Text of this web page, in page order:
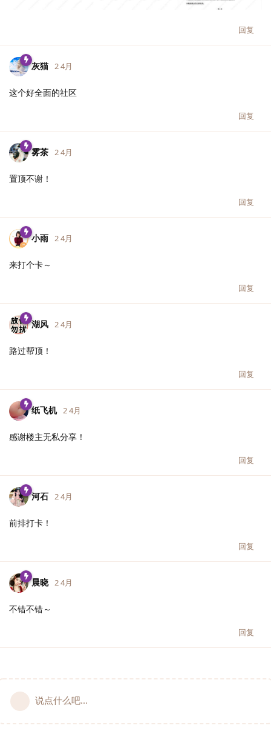
回复
灰猫 2 4月
这个好全面的社区
回复
雾茶 2 4月
置顶不谢！
回复
小雨 2 4月
来打个卡～
回复
湖风 2 4月
路过帮顶！
回复
纸飞机 2 4月
感谢楼主无私分享！
回复
河石 2 4月
前排打卡！
回复
晨晓 2 4月
不错不错～
回复
说点什么吧...